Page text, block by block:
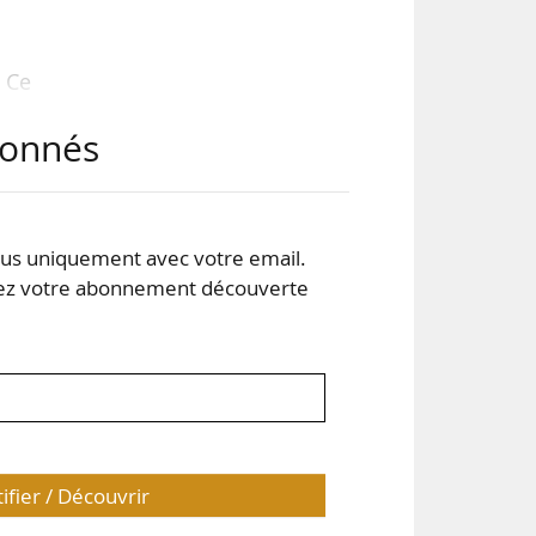
uniquement avec votre email.
votre abonnement découverte
/ Découvrir